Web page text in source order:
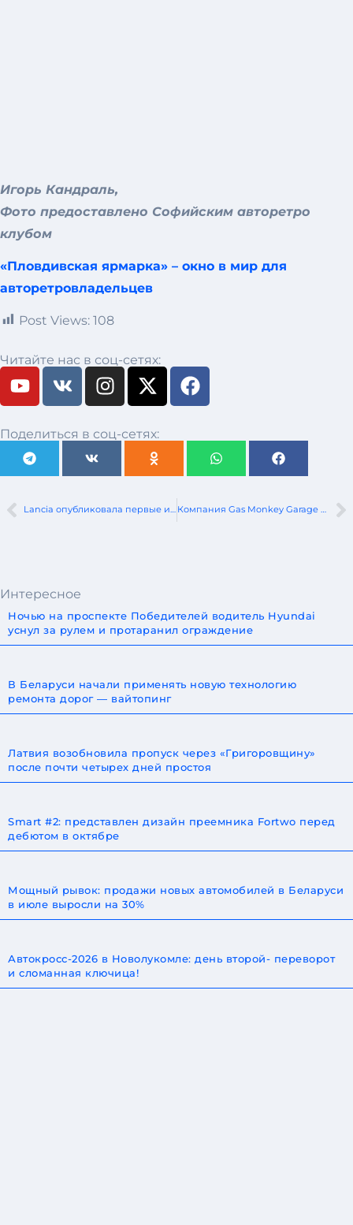
Игорь Кандраль,
Фото предоставлено Софийским авторетро
клубом
«Пловдивская ярмарка» – окно в мир для
авторетровладельцев
Post Views: 108
Читайте нас в соц-сетях:
Поделиться в соц-сетях:
Lancia опубликовала первые изображения новой Gamma Компания Gas Monkey Garage завершила работу над своим шестиколесным Ferrari Testarossa
Интересное
Ночью на проспекте Победителей водитель Hyundai
уснул за рулем и протаранил ограждение
В Беларуси начали применять новую технологию
ремонта дорог — вайтопинг
Латвия возобновила пропуск через «Григоровщину»
после почти четырех дней простоя
Smart #2: представлен дизайн преемника Fortwo перед
дебютом в октябре
Мощный рывок: продажи новых автомобилей в Беларуси
в июле выросли на 30%
Автокросс-2026 в Новолукомле: день второй- переворот
и сломанная ключица!